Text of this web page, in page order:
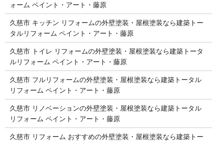
ォーム ペイント・アート・藤原
久慈市 キッチン リフォームの外壁塗装・屋根塗装なら建築トー
タルリフォーム ペイント・アート・藤原
久慈市 トイレ リフォームの外壁塗装・屋根塗装なら建築トータ
ルリフォーム ペイント・アート・藤原
久慈市 フルリフォームの外壁塗装・屋根塗装なら建築トータル
リフォーム ペイント・アート・藤原
久慈市 リノベーションの外壁塗装・屋根塗装なら建築トータル
リフォーム ペイント・アート・藤原
久慈市 リフォーム おすすめの外壁塗装・屋根塗装なら建築トー